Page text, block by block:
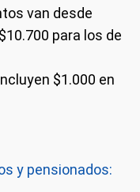
van desde
para los de
$1.000 en
y pensionados: